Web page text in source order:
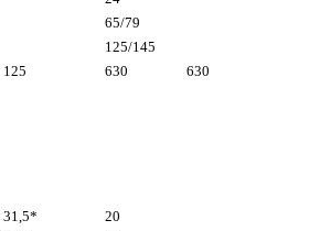
65/79
125/145
125 630
630
31,5*
20